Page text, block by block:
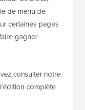
de menu de
certaines pages
gagner
consulter notre
complète